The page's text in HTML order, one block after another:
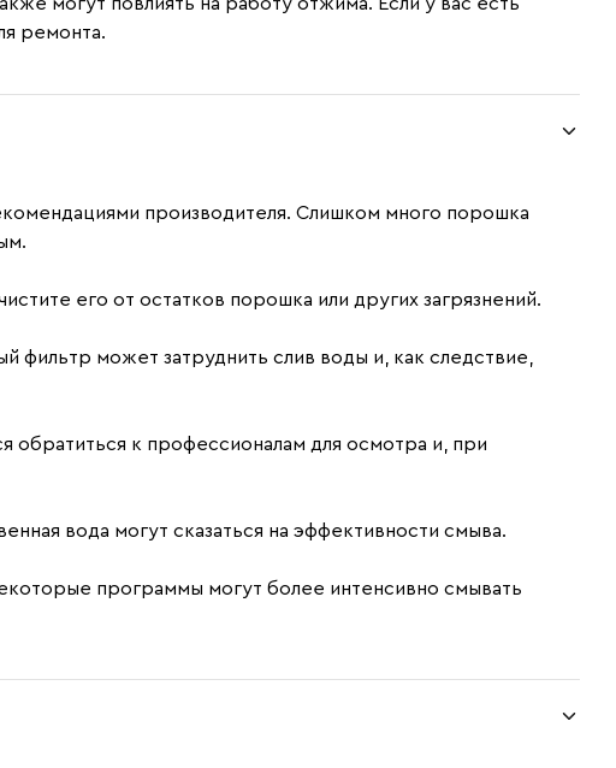
ремонта.
производителя. Слишком много порошка
его от остатков порошка или других загрязнений.
фильтр может затруднить слив воды и, как следствие,
обратиться к профессионалам для осмотра и, при
вода могут сказаться на эффективности смыва.
программы могут более интенсивно смывать